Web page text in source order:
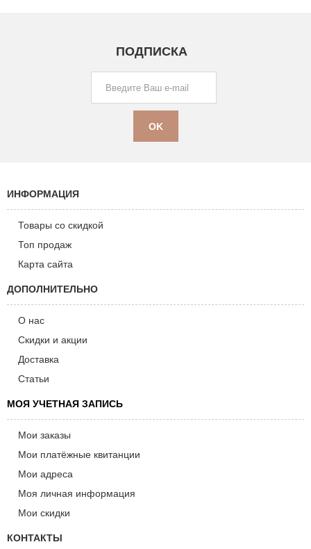
ПОДПИСКА
ИНФОРМАЦИЯ
Товары со скидкой
Топ продаж
Карта сайта
ДОПОЛНИТЕЛЬНО
О нас
Скидки и акции
Доставка
Статьи
МОЯ УЧЕТНАЯ ЗАПИСЬ
Мои заказы
Мои платёжные квитанции
Мои адреса
Моя личная информация
Мои скидки
КОНТАКТЫ